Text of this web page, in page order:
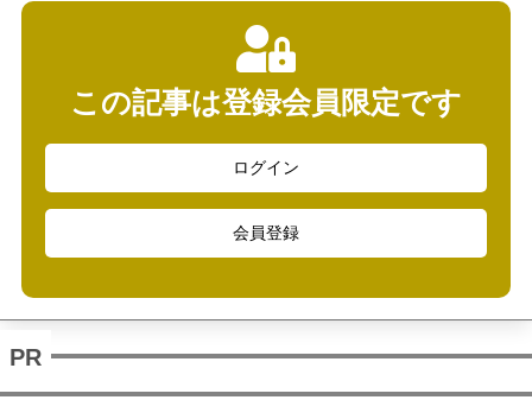
この記事は登録会員限定です
ログイン
会員登録